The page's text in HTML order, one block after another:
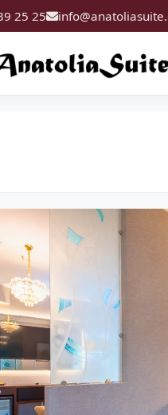
25 25